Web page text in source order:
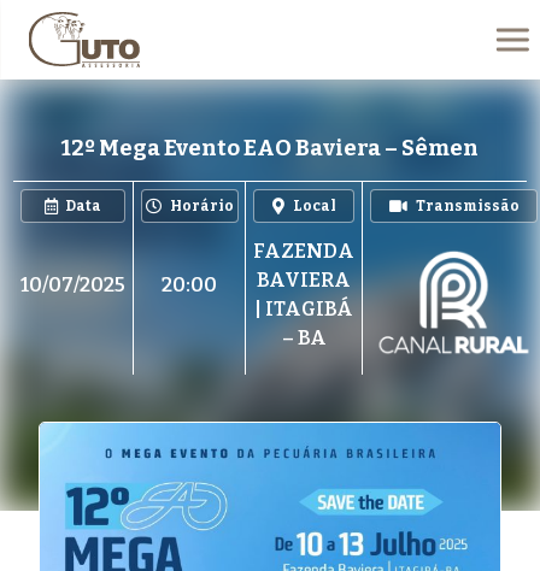
12º Mega Evento EAO Baviera – Sêmen
Data
10/07/2025
Horário
20:00
Local
FAZENDA
BAVIERA
| ITAGIBÁ
– BA
Transmissão